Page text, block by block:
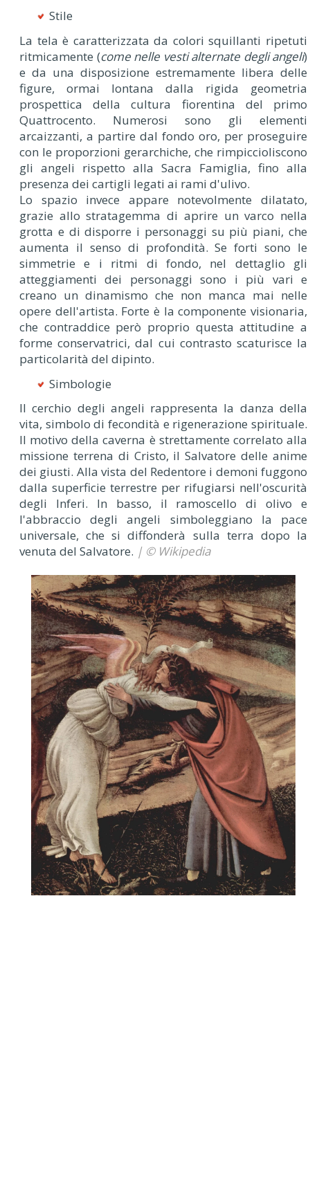
Stile
La tela è caratterizzata da colori squillanti ripetuti
ritmicamente (come nelle vesti alternate degli angeli)
e da una disposizione estremamente libera delle
figure, ormai lontana dalla rigida geometria
prospettica della cultura fiorentina del primo
Quattrocento. Numerosi sono gli elementi
arcaizzanti, a partire dal fondo oro, per proseguire
con le proporzioni gerarchiche, che rimpiccioliscono
gli angeli rispetto alla Sacra Famiglia, fino alla
presenza dei cartigli legati ai rami d'ulivo.
Lo spazio invece appare notevolmente dilatato,
grazie allo stratagemma di aprire un varco nella
grotta e di disporre i personaggi su più piani, che
aumenta il senso di profondità. Se forti sono le
simmetrie e i ritmi di fondo, nel dettaglio gli
atteggiamenti dei personaggi sono i più vari e
creano un dinamismo che non manca mai nelle
opere dell'artista. Forte è la componente visionaria,
che contraddice però proprio questa attitudine a
forme conservatrici, dal cui contrasto scaturisce la
particolarità del dipinto.
Simbologie
Il cerchio degli angeli rappresenta la danza della
vita, simbolo di fecondità e rigenerazione spirituale.
Il motivo della caverna è strettamente correlato alla
missione terrena di Cristo, il Salvatore delle anime
dei giusti. Alla vista del Redentore i demoni fuggono
dalla superficie terrestre per rifugiarsi nell'oscurità
degli Inferi. In basso, il ramoscello di olivo e
l'abbraccio degli angeli simboleggiano la pace
universale, che si diffonderà sulla terra dopo la
venuta del Salvatore. | © Wikipedia